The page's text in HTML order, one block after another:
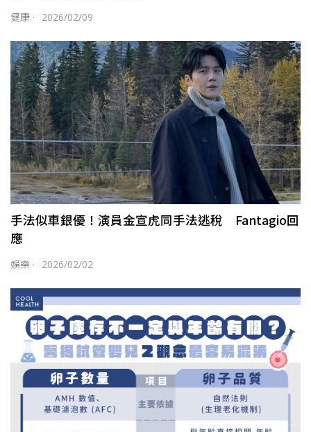
健康 · 2026/02/09
手法似車銀優！演員金宣虎同手法逃稅 Fantagio回
應
娛樂 · 2026/02/02